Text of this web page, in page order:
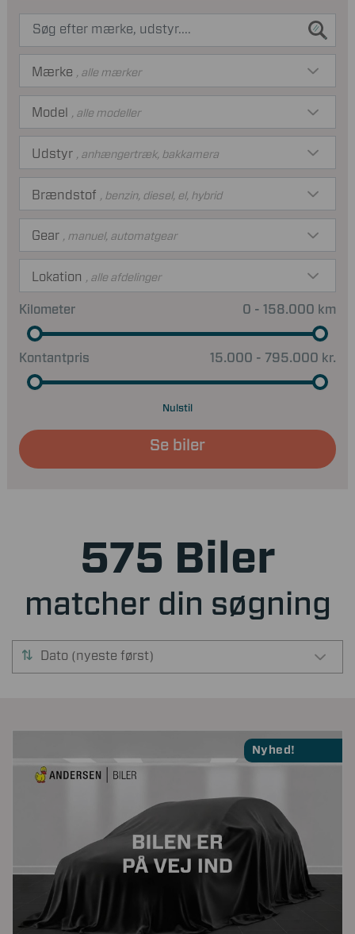
Kontantpris 15.000 - 795.000 kr.
Kilometer 0 - 158.000 km
Mærke , alle mærker
Model , alle modeller
Brændstof , benzin, diesel, el, hybrid
Gear , manuel, automatgear
Udstyr , anhængertræk, bakkamera
Lokation , alle afdelinger
Nulstil
Se biler
575 Biler
matcher din søgning
Dato (nyeste først)
Nyhed!